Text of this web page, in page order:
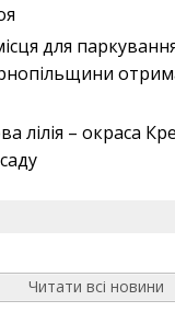
для
лілія – окраса
Читати всі новини